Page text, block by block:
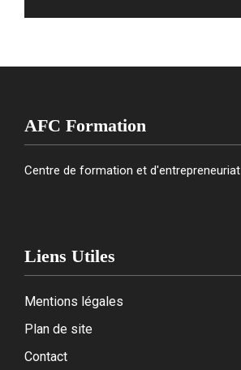
AFC Formation
Centre de formation et d'entrepreneuriat
Liens Utiles
Mentions légales
Plan de site
Contact